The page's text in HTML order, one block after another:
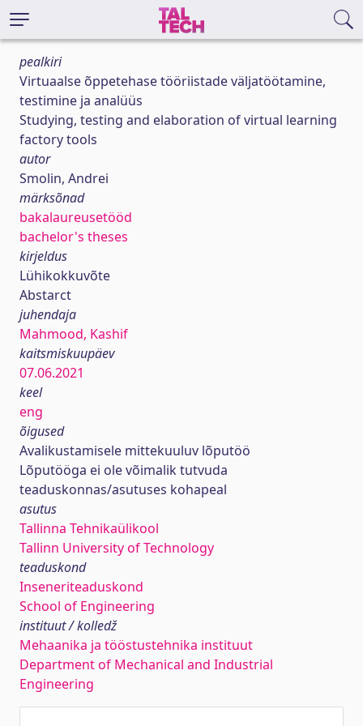
pealkiri
Virtuaalse õppetehase tööriistade väljatöötamine,
testimine ja analüüs
Studying, testing and elaboration of virtual learning
factory tools
autor
Smolin, Andrei
märksõnad
bakalaureusetööd
bachelor's theses
kirjeldus
Lühikokkuvõte
Abstarct
juhendaja
Mahmood, Kashif
kaitsmiskuupäev
07.06.2021
keel
eng
õigused
Avalikustamisele mittekuuluv lõputöö
Lõputööga ei ole võimalik tutvuda
teaduskonnas/asutuses kohapeal
asutus
Tallinna Tehnikaülikool
Tallinn University of Technology
teaduskond
Inseneriteaduskond
School of Engineering
instituut / kolledž
Mehaanika ja tööstustehnika instituut
Department of Mechanical and Industrial
Engineering